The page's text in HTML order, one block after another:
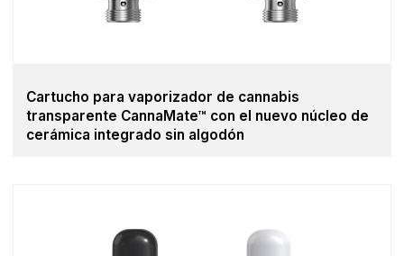
Cartucho para vaporizador de cannabis
transparente CannaMate™ con el nuevo núcleo de
cerámica integrado sin algodón